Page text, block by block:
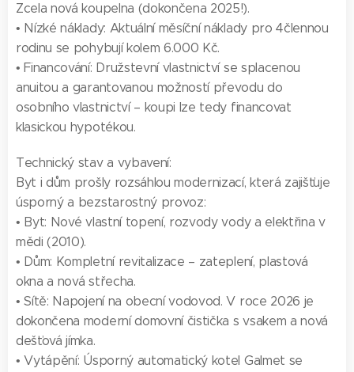
Zcela nová koupelna (dokončena 2025!).
• Nízké náklady: Aktuální měsíční náklady pro 4člennou
rodinu se pohybují kolem 6.000 Kč.
• Financování: Družstevní vlastnictví se splacenou
anuitou a garantovanou možností převodu do
osobního vlastnictví – koupi lze tedy financovat
klasickou hypotékou.
Technický stav a vybavení:
Byt i dům prošly rozsáhlou modernizací, která zajišťuje
úsporný a bezstarostný provoz:
• Byt: Nové vlastní topení, rozvody vody a elektřina v
mědi (2010).
• Dům: Kompletní revitalizace – zateplení, plastová
okna a nová střecha.
• Sítě: Napojení na obecní vodovod. V roce 2026 je
dokončena moderní domovní čistička s vsakem a nová
dešťová jímka.
• Vytápění: Úsporný automatický kotel Galmet se